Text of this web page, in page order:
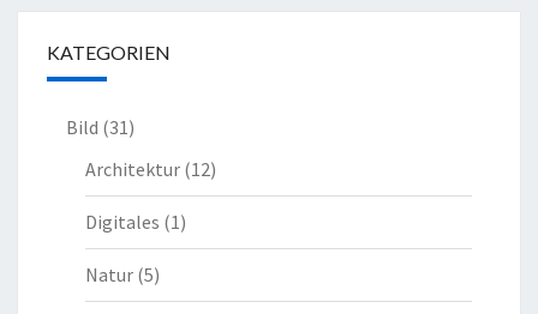
KATEGORIEN
Bild (31)
Architektur (12)
Digitales (1)
Natur (5)